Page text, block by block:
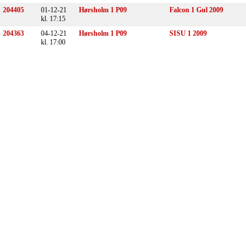
204405
01-12-21
kl. 17:15
Hørsholm 1 P09 Falcon 1 Gul 2009
204363
04-12-21
kl. 17:00
Hørsholm 1 P09 SISU 1 2009